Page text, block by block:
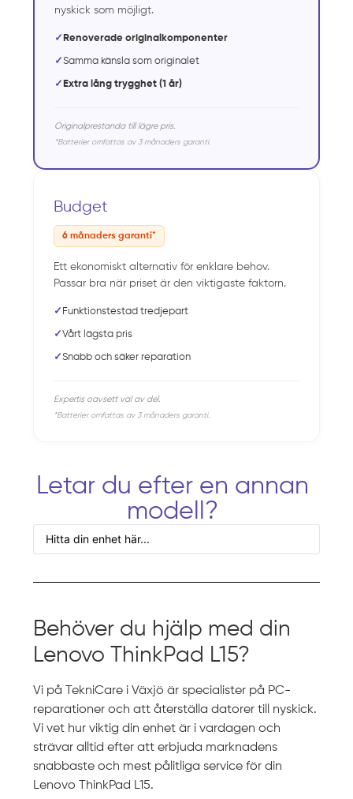
nyskick som möjligt.
✓ Renoverade originalkomponenter
✓Samma känsla som originalet
✓ Extra lång trygghet (1 år)
Originalprestanda till lägre pris.
*Batterier omfattas av 3 månaders garanti.
Budget
6 månaders garanti*
Ett ekonomiskt alternativ för enklare behov.
Passar bra när priset är den viktigaste faktorn.
✓ Funktionstestad tredjepart
✓Vårt lägsta pris
✓Snabb och säker reparation
Expertis oavsett val av del.
*Batterier omfattas av 3 månaders garanti.
Letar du efter en annan
modell?
Behöver du hjälp med din
Lenovo ThinkPad L15?
Vi på TekniCare i Växjö är specialister på PC-
reparationer och att återställa datorer till nyskick.
Vi vet hur viktig din enhet är i vardagen och
strävar alltid efter att erbjuda marknadens
snabbaste och mest pålitliga service för din
Lenovo ThinkPad L15.